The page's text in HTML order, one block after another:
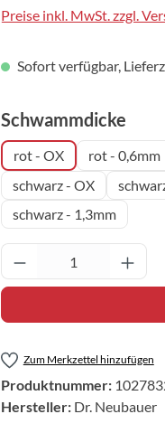
Preise inkl. MwSt. zzgl.
Sofort verfügbar,
Schwammdicke
rot - OX rot - 0,6mm
schwarz - OX
schwarz - 1,3mm
Produkt
Zum Merkzettel hinzufügen
Produktnummer:
Hersteller: Dr. Neubauer